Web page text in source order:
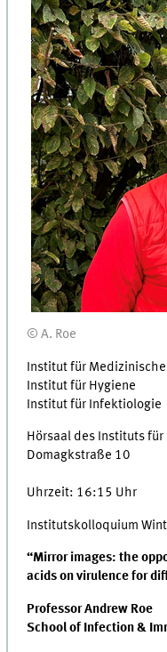
© A. Roe
Institut für
Institut für Hygiene
Institut für Infektiologie
Hörsaal des Instituts
Domagkstraße 10
Uhrzeit: 16:15 Uhr
Institutskolloquium
“Mirror images: the
acids on virulence for
Professor Andrew Roe
School of Infection &